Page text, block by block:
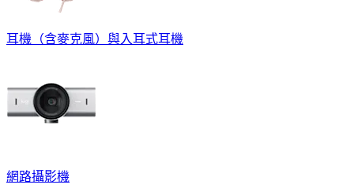
耳機（含麥克風）與入耳式耳機
網路攝影機